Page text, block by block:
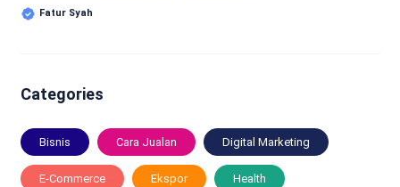
Fatur Syah
Categories
Bisnis Cara Jualan Digital Marketing
E-Commerce Ekspor Health